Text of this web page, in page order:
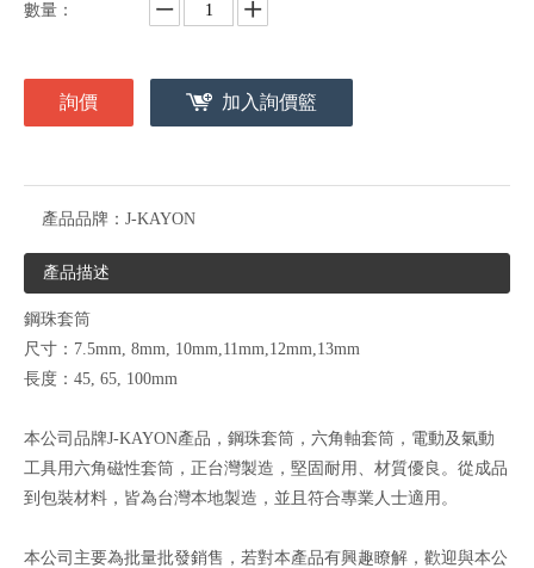
數量：
詢價 加入詢價籃
產品品牌： J-KAYON
產品描述
鋼珠套筒
尺寸：7.5mm, 8mm, 10mm,11mm,12mm,13mm
長度：45, 65, 100mm
本公司品牌J-KAYON產品，鋼珠套筒，六角軸套筒，電動及氣動
工具用六角磁性套筒，正台灣製造，堅固耐用、材質優良。 從成品
到包裝材料，皆為台灣本地製造，並且符合專業人士適用。
本公司主要為批量批發銷售，若對本產品有興趣瞭解，歡迎與本公